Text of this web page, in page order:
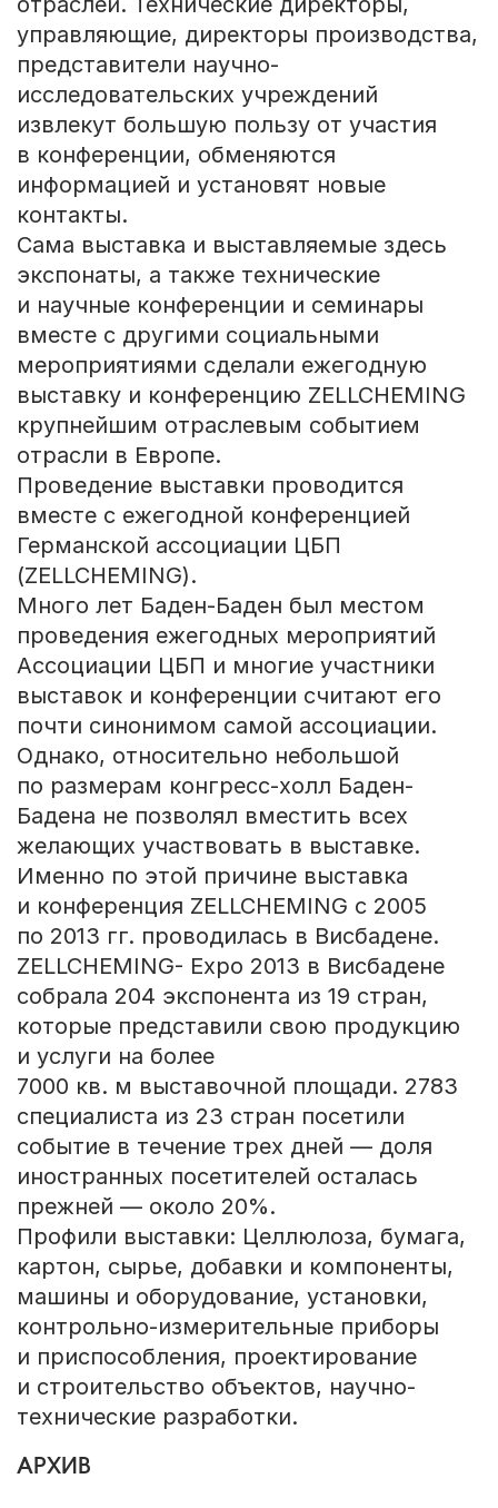
управляющие, директоры производства,
представители научно-
исследовательских учреждений
извлекут большую пользу от участия
в конференции, обменяются
информацией и установят новые
контакты.
Сама выставка и выставляемые здесь
экспонаты, а также технические
и научные конференции и семинары
вместе с другими социальными
мероприятиями сделали ежегодную
выставку и конференцию ZELLCHEMING
крупнейшим отраслевым событием
отрасли в Европе.
Проведение выставки проводится
вместе с ежегодной конференцией
Германской ассоциации ЦБП
(ZELLCHEMING).
Много лет Баден-Баден был местом
проведения ежегодных мероприятий
Ассоциации ЦБП и многие участники
выставок и конференции считают его
почти синонимом самой ассоциации.
Однако, относительно небольшой
по размерам конгресс-холл Баден-
Бадена не позволял вместить всех
желающих участвовать в выставке.
Именно по этой причине выставка
и конференция ZELLCHEMING с 2005
по 2013 гг. проводилась в Висбадене.
ZELLCHEMING- Expo 2013 в Висбадене
собрала 204 экспонента из 19 стран,
которые представили свою продукцию
и услуги на более
7000 кв. м выставочной площади. 2783
специалиста из 23 стран посетили
событие в течение трех дней — доля
иностранных посетителей осталась
прежней — около 20%.
Профили выставки: Целлюлоза, бумага,
картон, сырье, добавки и компоненты,
машины и оборудование, установки,
контрольно-измерительные приборы
и приспособления, проектирование
и строительство объектов, научно-
технические разработки.
АРХИВ